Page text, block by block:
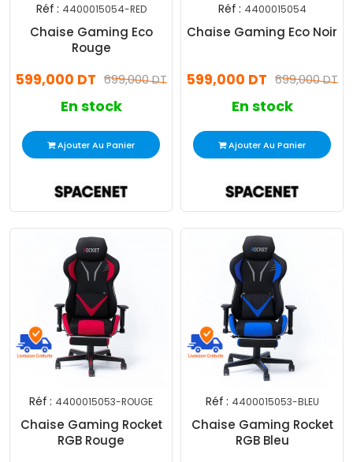
Réf : 4400015054-RED
Chaise Gaming Eco
Rouge
699,000 DT
599,000 DT
En stock
Ajouter Au Panier
Réf : 4400015054
Chaise Gaming Eco Noir
699,000 DT
599,000 DT
En stock
Ajouter Au Panier
Réf : 4400015053-ROUGE
Chaise Gaming Rocket
RGB Rouge
Réf : 4400015053-BLEU
Chaise Gaming Rocket
RGB Bleu